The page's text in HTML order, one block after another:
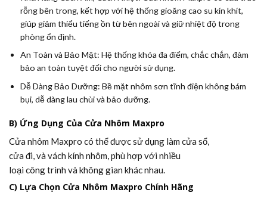
rỗng bên trong, kết hợp với hệ thống gioăng cao su kín khít,
giúp giảm thiểu tiếng ồn từ bên ngoài và giữ nhiệt độ trong
phòng ổn định.
An Toàn và Bảo Mật: Hệ thống khóa đa điểm, chắc chắn, đảm
bảo an toàn tuyệt đối cho người sử dụng.
Dễ Dàng Bảo Dưỡng: Bề mặt nhôm sơn tĩnh điện không bám
bụi, dễ dàng lau chùi và bảo dưỡng.
B) Ứng Dụng Của Cửa Nhôm Maxpro
Cửa nhôm Maxpro có thể được sử dụng làm cửa sổ,
cửa đi, và vách kính nhôm, phù hợp với nhiều
loại công trình và không gian khác nhau.
C) Lựa Chọn Cửa Nhôm Maxpro Chính Hãng